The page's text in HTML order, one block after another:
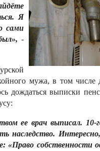
Я
сами
-
мужа, в том
дождаться выписки
ее врач выписал.
наследство.
«Право собственности